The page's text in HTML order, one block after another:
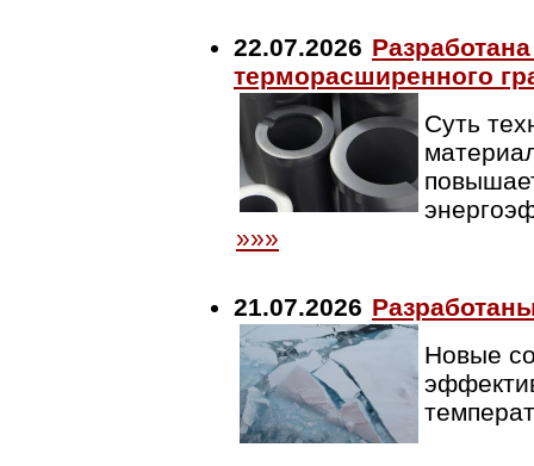
22.07.2026
терморасширенного
Суть
»»»
21.07.2026
Новые